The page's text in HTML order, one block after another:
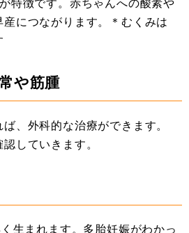
につながります。＊むくみは
や筋腫
、外科的な治療ができます。
していきます。
生まれます。多胎妊娠がわかっ